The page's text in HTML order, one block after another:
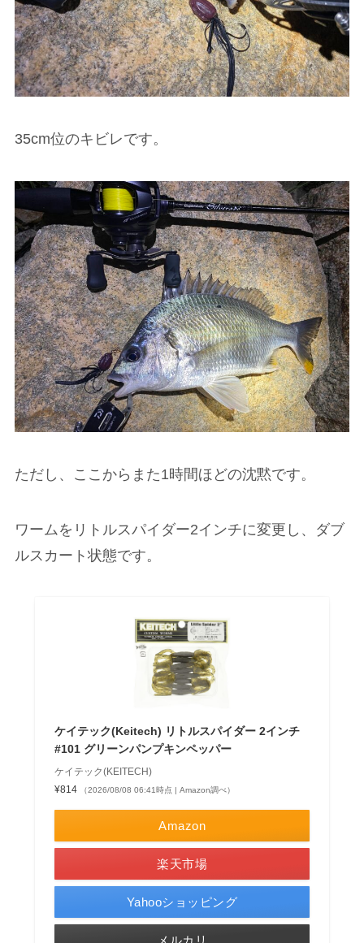
35cm位のキビレです。
ただし、ここからまた1時間ほどの沈黙です。
ワームをリトルスパイダー2インチに変更し、ダブ
ルスカート状態です。
ケイテック(Keitech) リトルスパイダー 2インチ
#101 グリーンパンプキンペッパー
ケイテック(KEITECH)
¥814
（2026/08/08 06:41時点 | Amazon調べ）
Amazon
楽天市場
Yahooショッピング